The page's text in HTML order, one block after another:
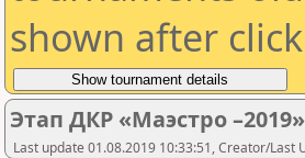
shown after
Этап ДКР «Маэстро
Last update 01.08.2019 10:33:51, Creator/Last